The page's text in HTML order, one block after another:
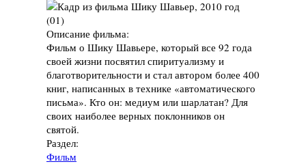
Описание фильма:
Фильм о Шику Шавьере, который все 92 года
своей жизни посвятил спиритуализму и
благотворительности и стал автором более 400
книг, написанных в технике «автоматического
письма». Кто он: медиум или шарлатан? Для
своих наиболее верных поклонников он
святой.
Раздел:
Фильм